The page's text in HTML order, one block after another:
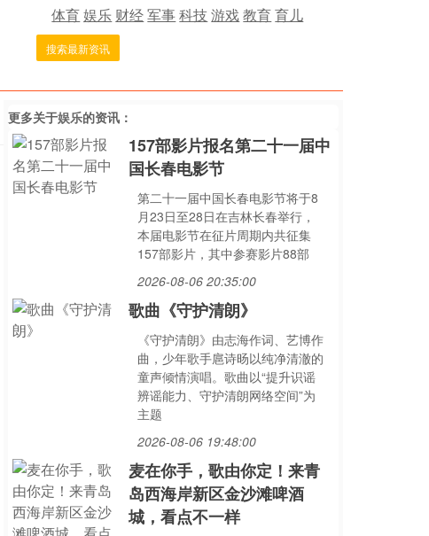
体育娱乐 财经军事科技游戏教育育儿
搜索最新资讯
更多关于娱乐的资讯：
157部影片报名第二十一届中
国长春电影节
第二十一届中国长春电影节将于8
月23日至28日在吉林长春举行，
本届电影节在征片周期内共征集
157部影片，其中参赛影片88部
2026-08-06 20:35:00
歌曲《守护清朗》
《守护清朗》由志海作词、艺博作
曲，少年歌手扈诗旸以纯净清澈的
童声倾情演唱。歌曲以“提升识谣
辨谣能力、守护清朗网络空间”为
主题
2026-08-06 19:48:00
麦在你手，歌由你定！来青
岛西海岸新区金沙滩啤酒
城，看点不一样